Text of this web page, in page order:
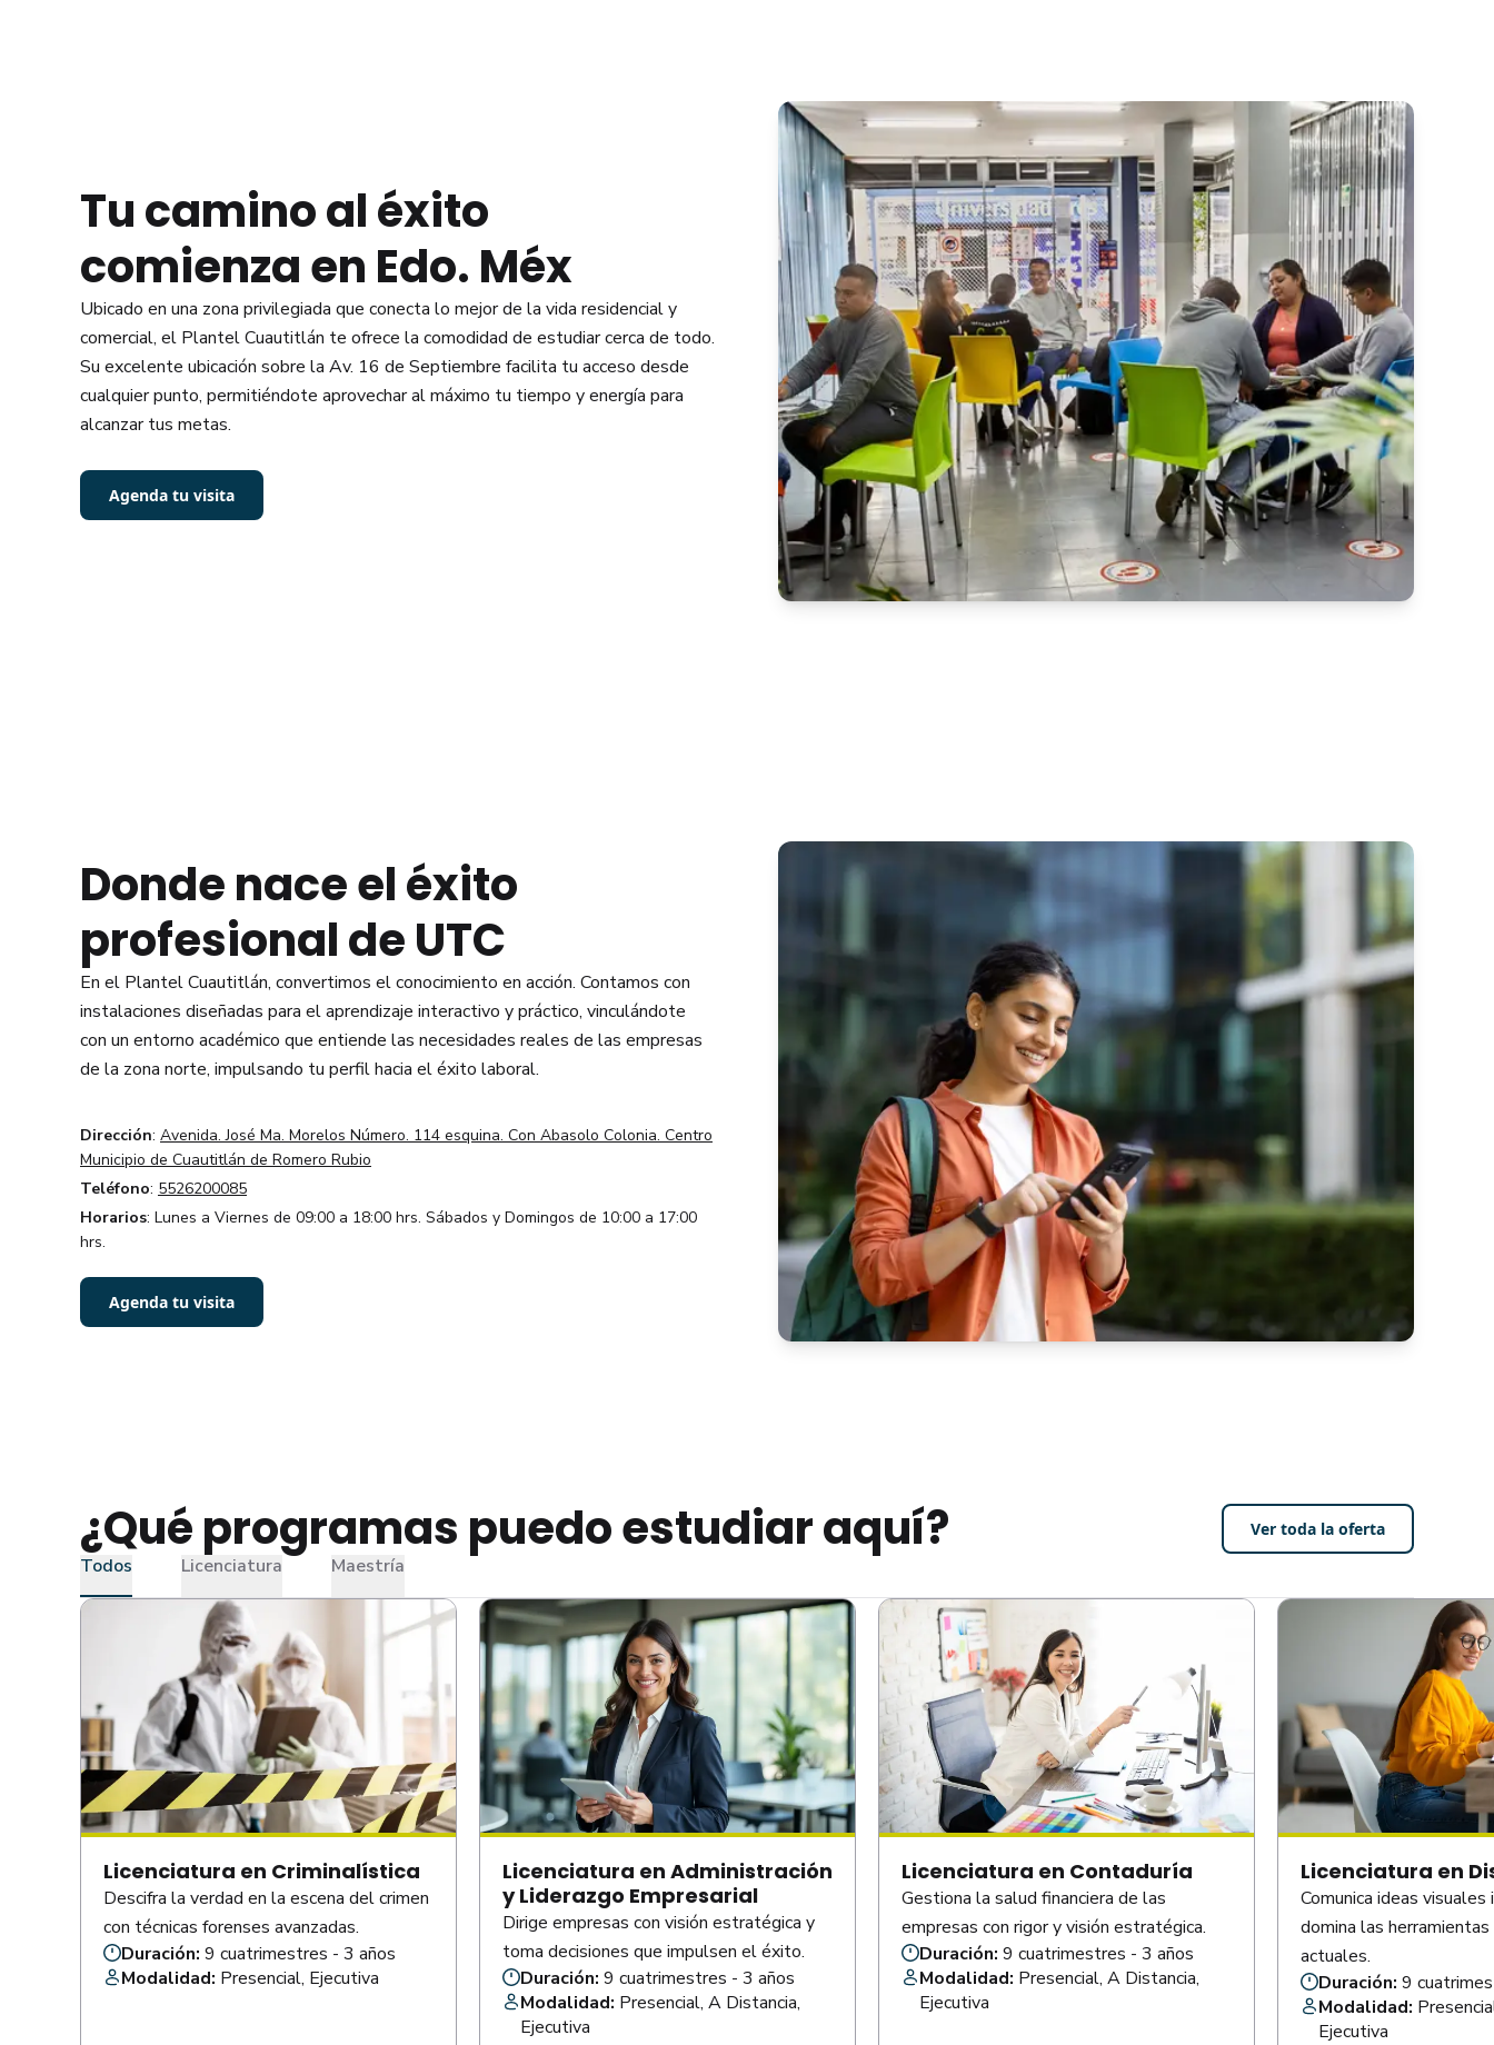
Tu camino al éxito
comienza en Edo. Méx
Ubicado en una zona privilegiada que conecta lo mejor de la vida residencial y
comercial, el Plantel Cuautitlán te ofrece la comodidad de estudiar cerca de todo.
Su excelente ubicación sobre la Av. 16 de Septiembre facilita tu acceso desde
cualquier punto, permitiéndote aprovechar al máximo tu tiempo y energía para
alcanzar tus metas.
Agenda tu visita
Donde nace el éxito
profesional de UTC
En el Plantel Cuautitlán, convertimos el conocimiento en acción. Contamos con
instalaciones diseñadas para el aprendizaje interactivo y práctico, vinculándote
con un entorno académico que entiende las necesidades reales de las empresas
de la zona norte, impulsando tu perfil hacia el éxito laboral.
Dirección: Avenida. José Ma. Morelos Número. 114 esquina. Con Abasolo Colonia. Centro
Municipio de Cuautitlán de Romero Rubio
Teléfono: 5526200085
Horarios: Lunes a Viernes de 09:00 a 18:00 hrs. Sábados y Domingos de 10:00 a 17:00
hrs.
Agenda tu visita
¿Qué programas puedo estudiar aquí? Ver toda la oferta
Todos Licenciatura Maestría
Licenciatura en Criminalística
Descifra la verdad en la escena del crimen
con técnicas forenses avanzadas.
Duración: 9 cuatrimestres - 3 años
Modalidad: Presencial, Ejecutiva
Licenciatura en Administración
y Liderazgo Empresarial
Dirige empresas con visión estratégica y
toma decisiones que impulsen el éxito.
Duración: 9 cuatrimestres - 3 años
Modalidad: Presencial, A Distancia,
Ejecutiva
Licenciatura en Contaduría
Gestiona la salud financiera de las
empresas con rigor y visión estratégica.
Duración: 9 cuatrimestres - 3 años
Modalidad: Presencial, A Distancia,
Ejecutiva
Licenciatura en
Comunica ideas visuales
domina las
actuales.
Duración: 9
Modalidad:
Ejecutiva